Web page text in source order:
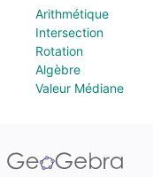
Arithmétique
Intersection
Rotation
Algèbre
Valeur Médiane